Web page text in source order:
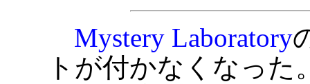
Mystery Laboratory
トが付かなくなった